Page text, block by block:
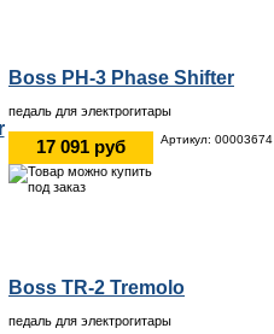
Boss PH-3 Phase Shifter
педаль для электрогитары
17 091 руб Артикул: 00003674
Boss TR-2 Tremolo
педаль для электрогитары